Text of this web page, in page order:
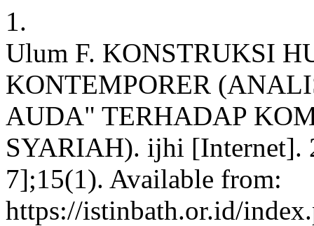
1.
Ulum F. KONSTRUKSI
KONTEMPORER
AUDA" TERHADAP
SYARIAH). ijhi [Internet].
7];15(1). Available from:
https://istinbath.or.id/